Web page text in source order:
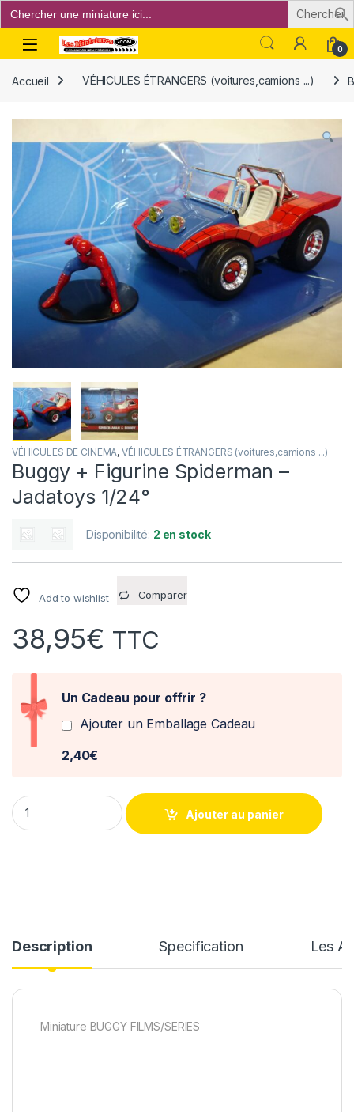
Search
for:
Open 0
Accueil VÉHICULES ÉTRANGERS (voitures,camions ...)
VÉHICULES DE CINEMA,VÉHICULES ÉTRANGERS (voitures,camions ...)
Buggy + Figurine Spiderman –
Jadatoys 1/24°
Disponibilité: 2 en stock
Add to wishlist Comparer
38,95€ TTC
Un Cadeau pour offrir ?
Ajouter un Emballage Cadeau
2,40€
Buggy + Figurine Spiderman - Jadatoys 1/24° quantity
Ajouter au panier
Description Specification Les
Miniature BUGGY FILMS/SERIES